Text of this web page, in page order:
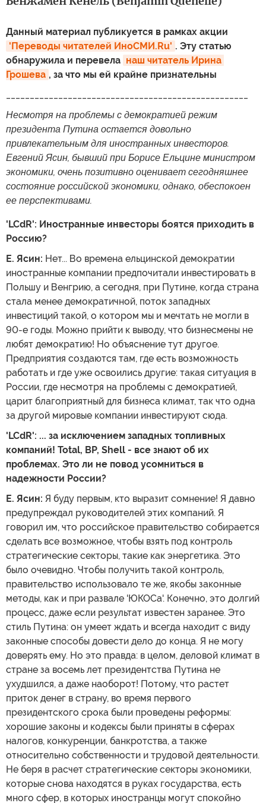
Данный материал публикуется в рамках акции
'Переводы читателей ИноСМИ.Ru' . Эту статью
обнаружила и перевела наш читатель Ирина
Грошева , за что мы ей крайне признательны
Несмотря на проблемы с демократией режим
президента Путина остается довольно
привлекательным для иностранных инвесторов.
Евгений Ясин, бывший при Борисе Ельцине министром
экономики, очень позитивно оценивает сегодняшнее
состояние российской экономики, однако, обеспокоен
ее перспективами.
'LCdR': Иностранные инвесторы боятся приходить в
Россию?
Е. Ясин: Нет... Во времена ельцинской демократии
иностранные компании предпочитали инвестировать в
Польшу и Венгрию, а сегодня, при Путине, когда страна
стала менее демократичной, поток западных
инвестиций такой, о котором мы и мечтать не могли в
90-е годы. Можно прийти к выводу, что бизнесмены не
любят демократию! Но объяснение тут другое.
Предприятия создаются там, где есть возможность
работать и где уже освоились другие: такая ситуация в
России, где несмотря на проблемы с демократией,
царит благоприятный для бизнеса климат, так что одна
за другой мировые компании инвестируют сюда.
'LCdR': ... за исключением западных топливных
компаний! Total, BP, Shell - все знают об их
проблемах. Это ли не повод усомниться в
надежности России?
Е. Ясин: Я буду первым, кто выразит сомнение! Я давно
предупреждал руководителей этих компаний. Я
говорил им, что российское правительство собирается
сделать все возможное, чтобы взять под контроль
стратегические секторы, такие как энергетика. Это
было очевидно. Чтобы получить такой контроль,
правительство использовало те же, якобы законные
методы, как и при развале 'ЮКОСа'. Конечно, это долгий
процесс, даже если результат известен заранее. Это
стиль Путина: он умеет ждать и всегда находит с виду
законные способы довести дело до конца. Я не могу
доверять ему. Но это правда: в целом, деловой климат в
стране за восемь лет президентства Путина не
ухудшился, а даже наоборот! Потому, что растет
приток денег в страну, во время первого
президентского срока были проведены реформы:
хорошие законы и кодексы были приняты в сферах
налогов, конкуренции, банкротства, а также
относительно собственности и трудовой деятельности.
Не беря в расчет стратегические секторы экономики,
которые снова находятся в руках государства, есть
много сфер, в которых иностранцы могут спокойно